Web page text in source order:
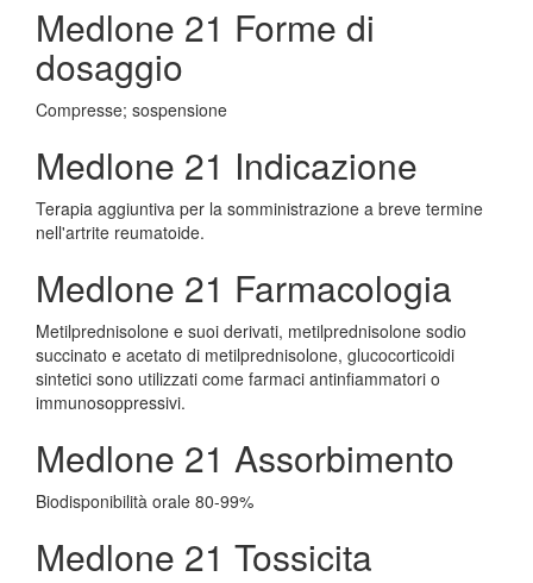
Medlone 21 Forme di
dosaggio
Compresse; sospensione
Medlone 21 Indicazione
Terapia aggiuntiva per la somministrazione a breve termine
nell'artrite reumatoide.
Medlone 21 Farmacologia
Metilprednisolone e suoi derivati, metilprednisolone sodio
succinato e acetato di metilprednisolone, glucocorticoidi
sintetici sono utilizzati come farmaci antinfiammatori o
immunosoppressivi.
Medlone 21 Assorbimento
Biodisponibilità orale 80-99%
Medlone 21 Tossicita